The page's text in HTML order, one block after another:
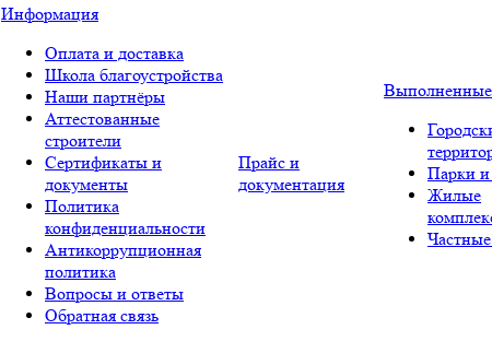
Информация
Оплата и доставка
Школа благоустройства
Наши партнёры
Аттестованные
строители
Сертификаты и
документы
Политика
конфиденциальности
Антикоррупционная
политика
Вопросы и ответы
Обратная связь
Прайс и
документация
Парки
Жилые